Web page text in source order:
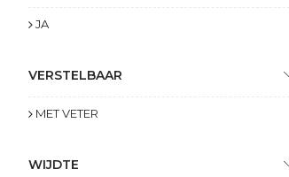
JA
VERSTELBAAR
MET VETER
WIJDTE